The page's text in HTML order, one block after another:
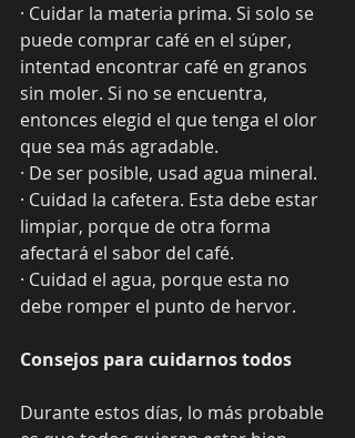
· Cuidar la materia prima. Si solo se
puede comprar café en el súper,
intentad encontrar café en granos
sin moler. Si no se encuentra,
entonces elegid el que tenga el olor
que sea más agradable.
· De ser posible, usad agua mineral.
· Cuidad la cafetera. Esta debe estar
limpiar, porque de otra forma
afectará el sabor del café.
· Cuidad el agua, porque esta no
debe romper el punto de hervor.
Consejos para cuidarnos todos
Durante estos días, lo más probable